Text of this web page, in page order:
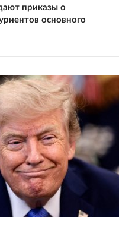
приказы о
основного